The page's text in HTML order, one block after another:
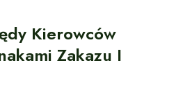
Kierowców
Zakazu I